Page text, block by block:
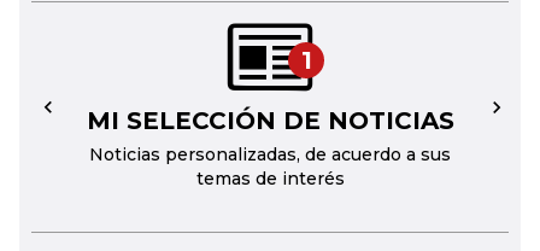
1
MI SELECCIÓN DE NOTICIAS
Noticias personalizadas, de acuerdo a sus
temas de interés
← →